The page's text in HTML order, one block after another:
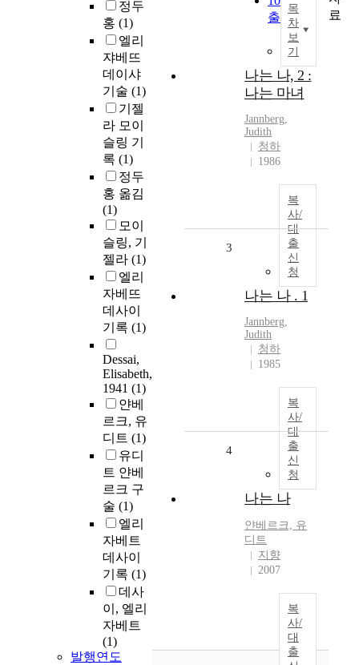
정두
홍 (1)
엘리
쟈베뜨
데이샤
기술 (1)
기젤
라 모이
슬링 기
록 (1)
정두
홍 옮김
(1)
모이
슬링, 기
젤라 (1)
엘리
자베뜨
데사이
기록 (1)
Dessai,
Elisabeth,
1941 (1)
얀베
르크, 유
디트 (1)
유디
트 얀베
르크 구
술 (1)
엘리
자베트
데사이
기록 (1)
데사
이, 엘리
자베트
(1)
발행연도
출력
목
차
보
기
나는 나, 2 :
나는 마녀
Jannberg,
Judith
청하
1986
복
사/
대
출
신
청
3
나는 나 . 1
Jannberg,
Judith
청하
1985
복
사/
대
출
신
청
4
나는 나
얀베르크, 유
디트
지향
2007
복
사/
대
출
료